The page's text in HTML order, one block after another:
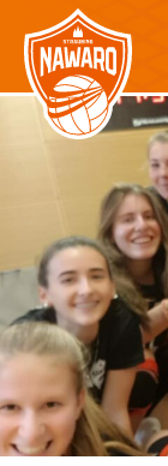
content